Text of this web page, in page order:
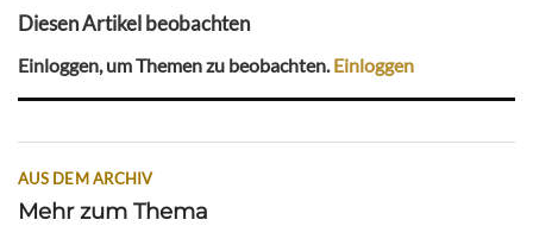
Diesen Artikel beobachten
Einloggen, um Themen zu beobachten.Einloggen
AUS DEM ARCHIV
Mehr zum Thema